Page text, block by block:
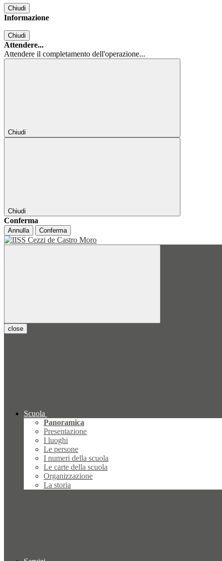
Chiudi
Informazione
Chiudi
Attendere...
Attendere il completamento dell'operazione...
Chiudi
Chiudi
Conferma
Annulla Conferma
close
Scuola
Panoramica
Presentazione
I luoghi
Le persone
I numeri della scuola
Le carte della scuola
Organizzazione
La storia